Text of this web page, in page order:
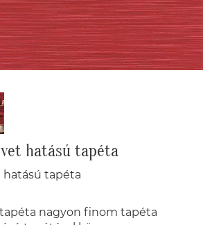
hatású tapéta
hatású tapéta
nagyon finom tapéta